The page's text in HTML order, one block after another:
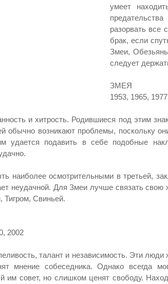
умеет
разорвать все
брак, если
Змеи,
следует
ЗМЕЯ
1953, 1965,
и хитрость. Родившиеся под этим
обычно возникают проблемы, поскольку
удается подавить в себе подобные
наиболее осмотрительными в третьей,
неудачной. Для Змеи лучше связать
Свиньей.
2002
талант и независимость. Эти люди
мнение собеседника. Однако всегда
им совет, но слишком ценят свободу.